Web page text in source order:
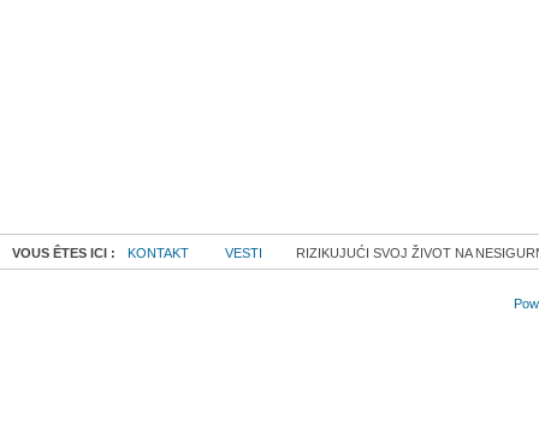
VOUS ÊTES ICI : KONTAKT VESTI RIZIKUJUĆI SVOJ ŽIVOT NA